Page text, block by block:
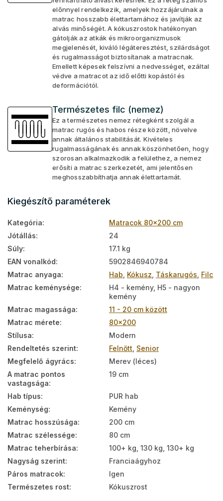
előnnyel rendelkezik, amelyek hozzájárulnak a
matrac hosszabb élettartamához és javítják az
alvás minőségét. A kókuszrostok hatékonyan
gátolják az atkák és mikroorganizmusok
megjelenését, kiváló légáteresztést, szilárdságot
és rugalmasságot biztosítanak a matracnak.
Emellett képesek felszívni a nedvességet, ezáltal
védve a matracot az idő előtti kopástól és
deformációtól.
Természetes filc (nemez)
Ez a természetes nemez rétegként szolgál a
matrac rugós és habos része között, növelve
annak általános stabilitását. Kivételes
rugalmasságának és annak köszönhetően, hogy
szorosan alkalmazkodik a felülethez, a nemez
erősíti a matrac szerkezetét, ami jelentősen
meghosszabbíthatja annak élettartamát.
Kiegészítő paraméterek
Kategória:
Matracok 80x200 cm
Jótállás:
24
Súly:
17.1 kg
EAN vonalkód:
5902846940784
Matrac anyaga: Hab Kókusz Táskarugós Filc
Matrac keménysége:
H4 - kemény, H5 - nagyon
kemény
Matrac magassága:
11 - 20 cm között
Matrac mérete:
80x200
Stílusa:
Modern
Rendeltetés szerint: Felnőtt Senior
Megfelelő ágyrács:
Merev (léces)
A matrac pontos
vastagsága:
19 cm
Hab típus:
PUR hab
Keménység:
Kemény
Matrac hosszúsága:
200 cm
Matrac szélessége:
80 cm
Matrac teherbírása:
100+ kg, 130 kg, 130+ kg
Nagyság szerint:
Franciaágyhoz
Páros matracok:
Igen
Természetes rost: Kókuszrost